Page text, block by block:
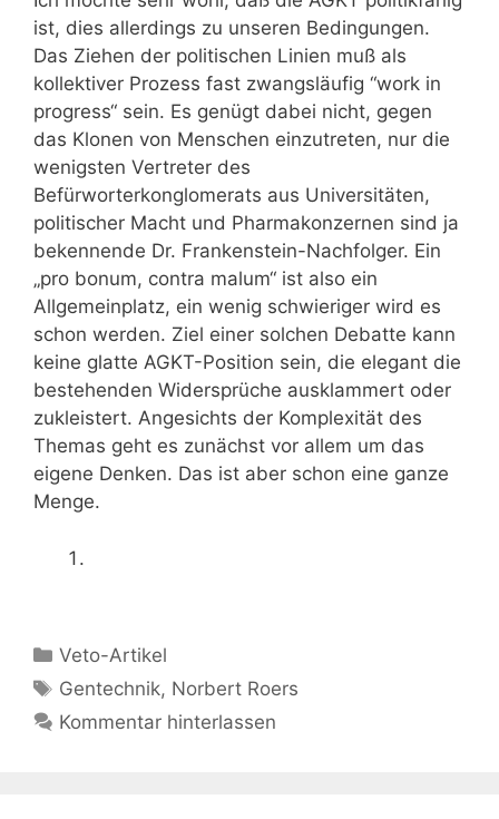
ist, dies allerdings zu unseren Bedingungen.
Das Ziehen der politischen Linien muß als
kollektiver Prozess fast zwangsläufig “work in
progress“ sein. Es genügt dabei nicht, gegen
das Klonen von Menschen einzutreten, nur die
wenigsten Vertreter des
Befürworterkonglomerats aus Universitäten,
politischer Macht und Pharmakonzernen sind ja
bekennende Dr. Frankenstein-Nachfolger. Ein
„pro bonum, contra malum“ ist also ein
Allgemeinplatz, ein wenig schwieriger wird es
schon werden. Ziel einer solchen Debatte kann
keine glatte AGKT-Position sein, die elegant die
bestehenden Widersprüche ausklammert oder
zukleistert. Angesichts der Komplexität des
Themas geht es zunächst vor allem um das
eigene Denken. Das ist aber schon eine ganze
Menge.
Kategorien
Veto-Artikel
Schlagwörter
Gentechnik, Norbert Roers
Kommentar hinterlassen